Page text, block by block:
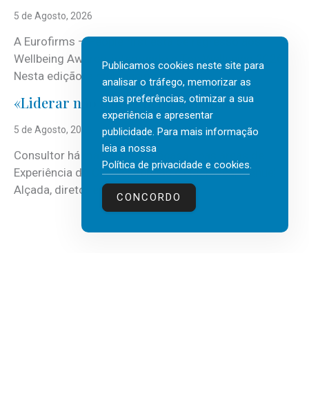
5 de Agosto, 2026
A Eurofirms – People first está de regresso aos
Wellbeing Awards, integrando o Top Wellbeing 2026.
Nesta edição, a multinacional...
«Liderar não é um talento místico.»
5 de Agosto, 2026
Consultor há mais de três décadas nas áreas de
Experiência do Cliente, Vendas e Liderança, Manuel
Alçada, diretor executivo da...
Publicamos cookies neste site para
analisar o tráfego, memorizar as
suas preferências, otimizar a sua
experiência e apresentar
publicidade. Para mais informação
leia a nossa
Política de privacidade e cookies.
CONCORDO